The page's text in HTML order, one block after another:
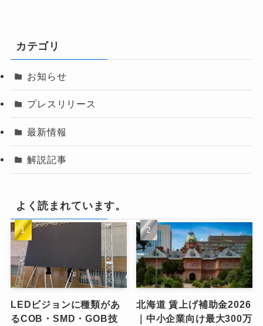
カテゴリ
お知らせ
プレスリリース
最新情報
解説記事
よく読まれています。
LEDビジョンに種類があ
るCOB・SMD・GOB技
北海道 賃上げ補助金2026
｜中小企業向け最大300万